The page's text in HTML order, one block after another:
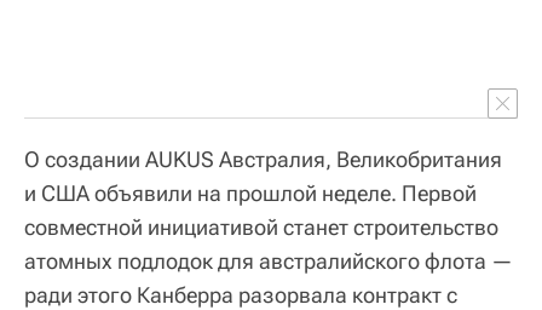
О создании AUKUS Австралия, Великобритания
и США объявили на прошлой неделе. Первой
совместной инициативой станет строительство
атомных подлодок для австралийского флота —
ради этого Канберра разорвала контракт с